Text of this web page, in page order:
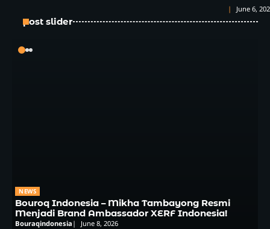
June 6,
post slider
NEWS
Bouroq Indonesia – Mikha Tambayong Resmi
Menjadi Brand Ambassador XERF Indonesia!
Bouraqindonesia June 8, 2026